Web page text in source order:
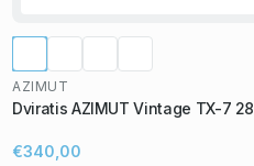
AZIMUT
Dviratis AZIMUT Vintage TX-7 28
€340,00